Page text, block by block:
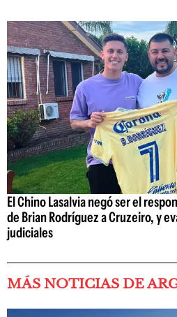
El Chino Lasalvia negó ser el
de Brian Rodríguez a Cruzeiro, y
judiciales
MÁS NOTICIAS DE